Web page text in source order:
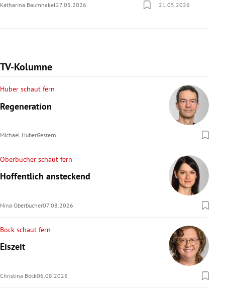
Katharina Baumhakel27.05.2026 21.05.2026
TV-Kolumne
Huber schaut fern
Regeneration
Michael HuberGestern
Oberbucher schaut fern
Hoffentlich ansteckend
Nina Oberbucher07.08.2026
Böck schaut fern
Eiszeit
Christina Böck06.08.2026